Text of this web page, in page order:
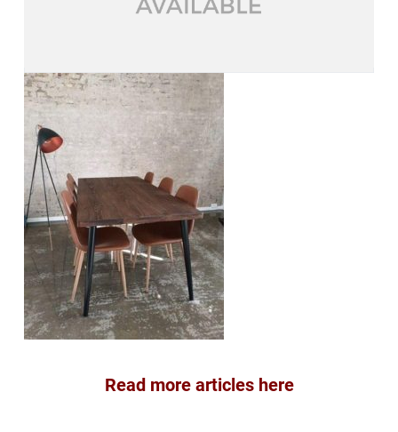
Read more articles here